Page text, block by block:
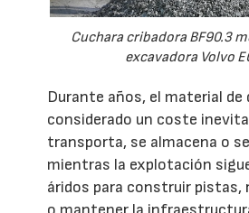
Cuchara cribadora BF90.3
excavadora Volvo
Durante años, el material de
considerado un coste
transporta, se almacena o
mientras la explotación
áridos para construir pistas,